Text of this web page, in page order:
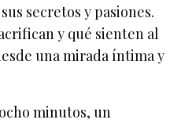
secretos y pasiones.
y qué sienten al
una mirada íntima y
minutos, un